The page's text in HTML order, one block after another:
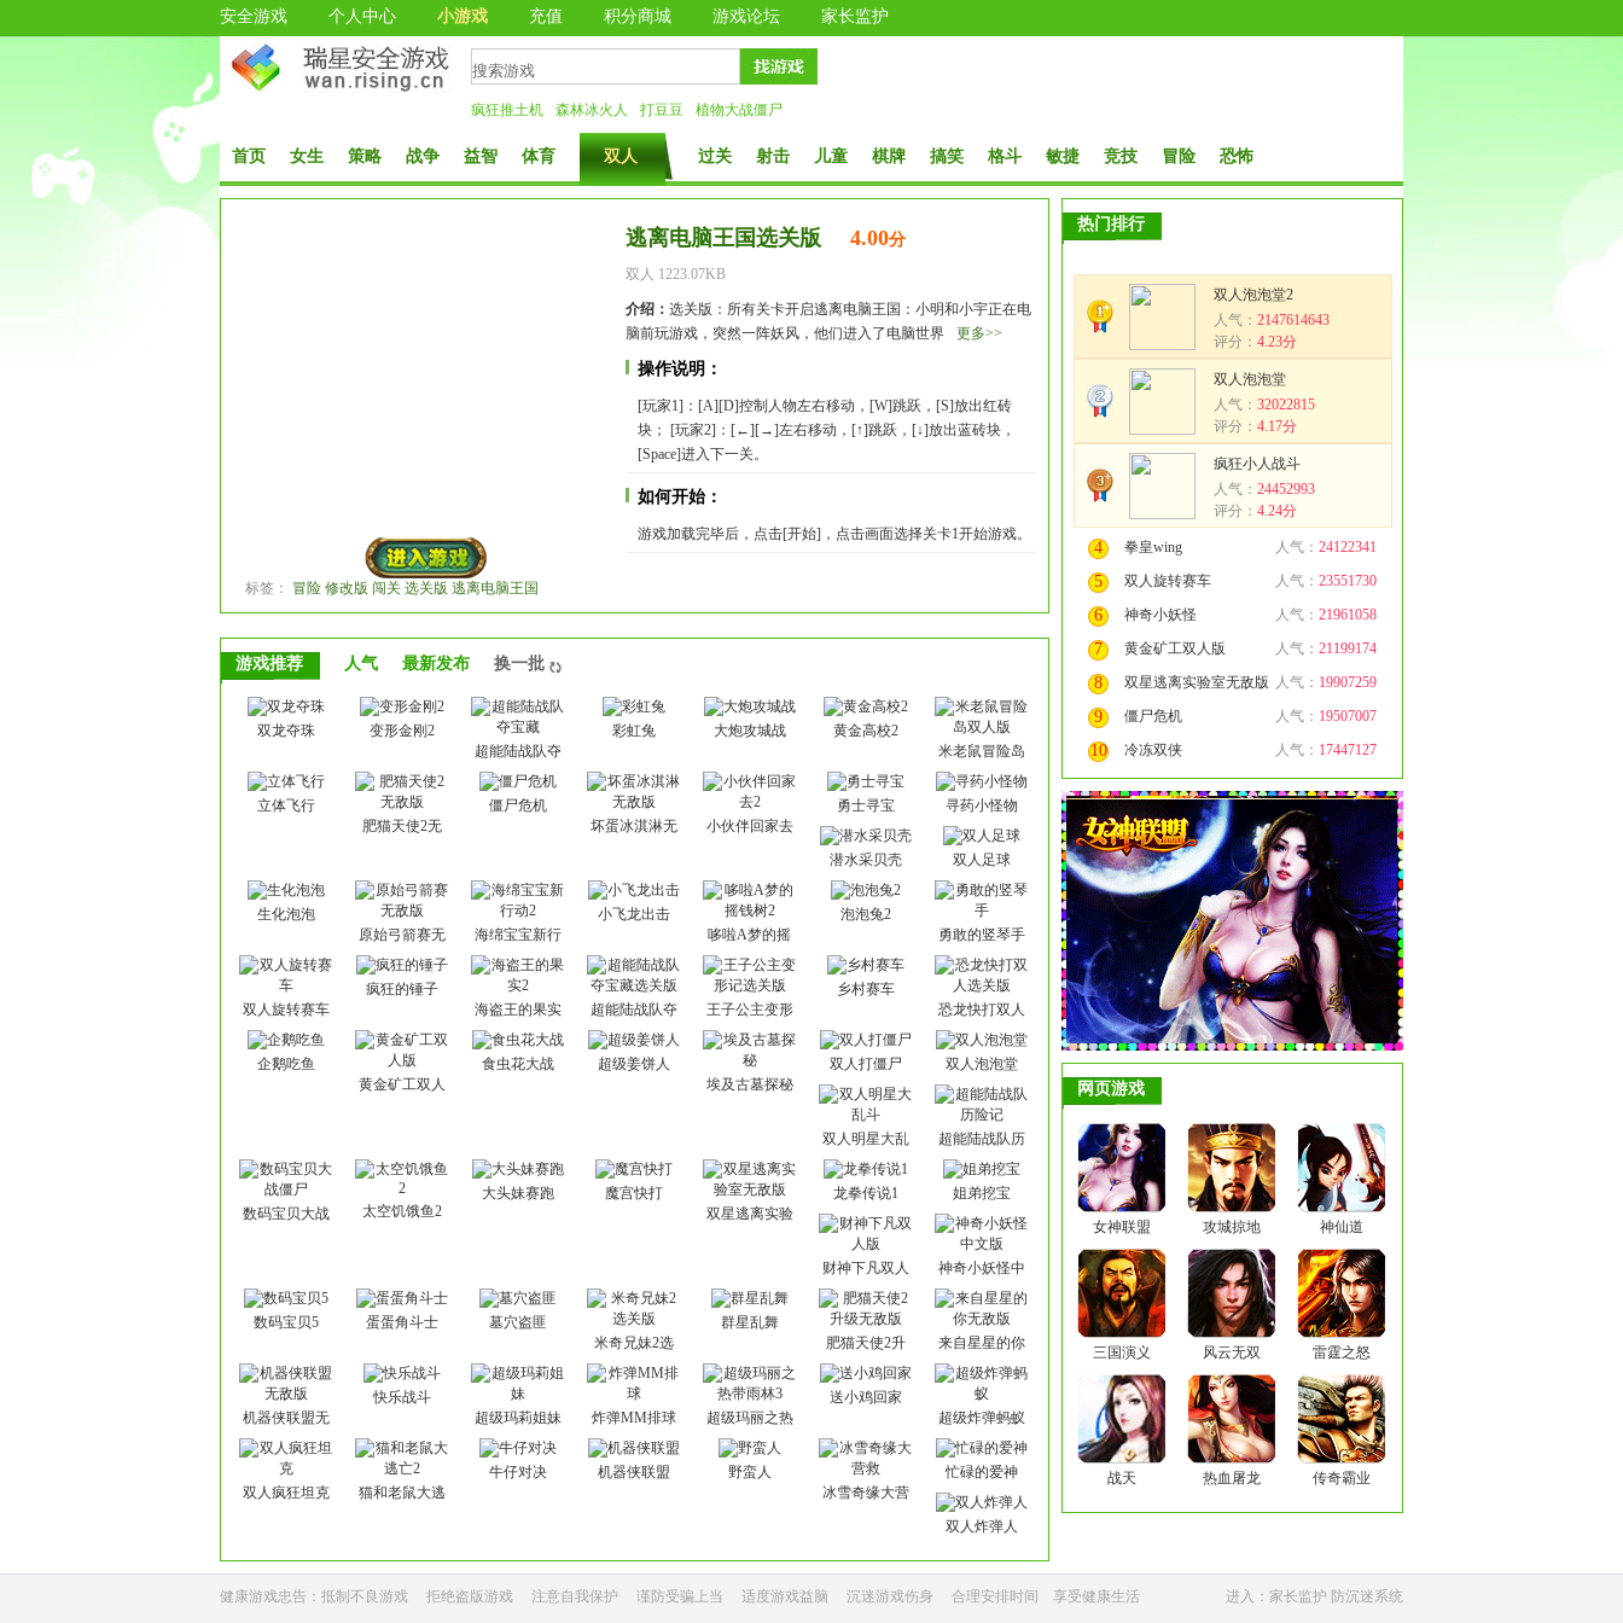
安全游戏 个人中心 小游戏 充值 积分商城 游戏论坛 家长监护
疯狂推土机 森林冰火人 打豆豆 植物大战僵尸
首页 女生 策略 战争 益智 体育 双人 过关 射击 儿童 棋牌 搞笑 格斗 敏捷 竞技 冒险 恐怖
逃离电脑王国选关版 4.00分
双人 1223.07KB
介绍： 选关版：所有关卡开启逃离电脑王国：小明和小宇正在电
脑前玩游戏，突然一阵妖风，他们进入了电脑世界
更多>>
操作说明：
[玩家1]：[A][D]控制人物左右移动，[W]跳跃，[S]放出红砖
块； [玩家2]：[←][→]左右移动，[↑]跳跃，[↓]放出蓝砖块，
[Space]进入下一关。
如何开始：
游戏加载完毕后，点击[开始]，点击画面选择关卡1开始游戏。
标签： 冒险 修改版 闯关 选关版 逃离电脑王国
游戏推荐 人气 最新发布 换一批
双龙夺珠
变形金刚2
超能陆战队夺
彩虹兔 大炮攻城战
黄金高校2
米老鼠冒险岛
立体飞行
肥猫天使2无
僵尸危机
坏蛋冰淇淋无
小伙伴回家去
勇士寻宝 寻药小怪物
潜水采贝壳 双人足球
生化泡泡
原始弓箭赛无
海绵宝宝新行
小飞龙出击
哆啦A梦的摇
泡泡兔2
勇敢的竖琴手
双人旋转赛车
疯狂的锤子
海盗王的果实
超能陆战队夺
王子公主变形
乡村赛车
恐龙快打双人
企鹅吃鱼
黄金矿工双人
食虫花大战
超级姜饼人
埃及古墓探秘
双人打僵尸 双人泡泡堂
双人明星大乱
超能陆战队历
数码宝贝大战
太空饥饿鱼2
大头妹赛跑
魔宫快打
双星逃离实验
龙拳传说1 姐弟挖宝
财神下凡双人
神奇小妖怪中
数码宝贝5 蛋蛋角斗士
墓穴盗匪
米奇兄妹2选
群星乱舞
肥猫天使2升
来自星星的你
机器侠联盟无
快乐战斗
超级玛莉姐妹
炸弹MM排球
超级玛丽之热
送小鸡回家
超级炸弹蚂蚁
双人疯狂坦克
猫和老鼠大逃
牛仔对决 机器侠联盟
野蛮人
冰雪奇缘大营
忙碌的爱神
双人炸弹人
热门排行
双人泡泡堂2
人气： 2147614643
评分： 4.23分
双人泡泡堂
人气： 32022815
评分： 4.17分
疯狂小人战斗
人气： 24452993
评分： 4.24分
4 拳皇wing 人气： 24122341
5 双人旋转赛车 人气： 23551730
6 神奇小妖怪 人气： 21961058
7 黄金矿工双人版 人气： 21199174
8 双星逃离实验室无敌版 人气： 19907259
9 僵尸危机 人气： 19507007
10 冷冻双侠 人气： 17447127
网页游戏
女神联盟 攻城掠地 神仙道
三国演义 风云无双 雷霆之怒
战天 热血屠龙 传奇霸业
健康游戏忠告：抵制不良游戏 拒绝盗版游戏 注意自我保护 谨防受骗上当 适度游戏益脑 沉迷游戏伤身 合理安排时间 享受健康生活 进入：家长监护 防沉迷系统